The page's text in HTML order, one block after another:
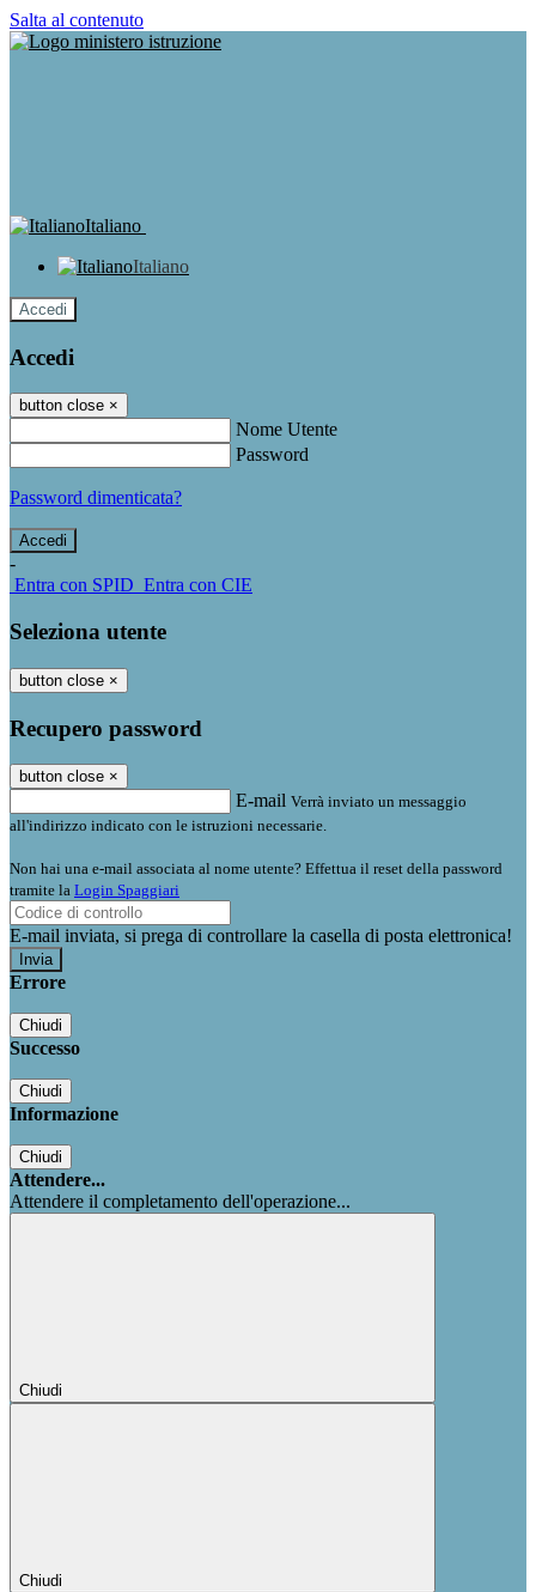
Salta al contenuto
Italiano
Italiano
Accedi
Accedi
button close ×
Nome Utente
Password
Password dimenticata?
-
Entra con SPID Entra con CIE
Seleziona utente
button close ×
Recupero password
button close ×
E-mail Verrà inviato un messaggio
all'indirizzo indicato con le istruzioni necessarie.
Non hai una e-mail associata al nome utente? Effettua il reset della password
tramite la Login Spaggiari
E-mail inviata, si prega di controllare la casella di posta elettronica!
Errore
Chiudi
Successo
Chiudi
Informazione
Chiudi
Attendere...
Attendere il completamento dell'operazione...
Chiudi
Chiudi